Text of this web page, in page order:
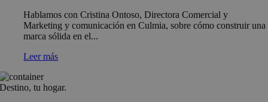
Hablamos con Cristina Ontoso, Directora Comercial y
Marketing y comunicación en Culmia, sobre cómo construir una
marca sólida en el...
Leer más
Destino, tu hogar.